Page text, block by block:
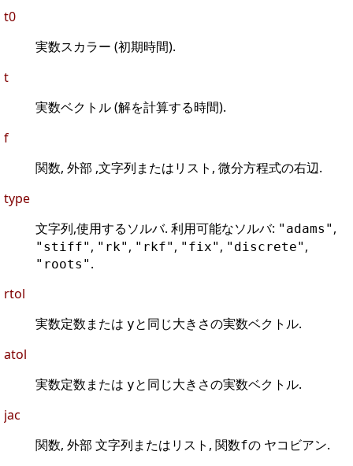
t0
実数スカラー (初期時間).
t
実数ベクトル (解を計算する時間).
f
関数, 外部 ,文字列またはリスト, 微分方程式の右辺.
type
文字列,使用するソルバ. 利用可能なソルバ: "adams" ,
"stiff" , "rk" , "rkf" , "fix" , "discrete" ,
"roots" .
rtol
実数定数または yと同じ大きさの実数ベクトル.
atol
実数定数または yと同じ大きさの実数ベクトル.
jac
関数, 外部 文字列またはリスト, 関数fの ヤコビアン.